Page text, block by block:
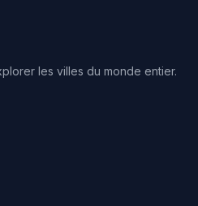
les villes du monde entier.